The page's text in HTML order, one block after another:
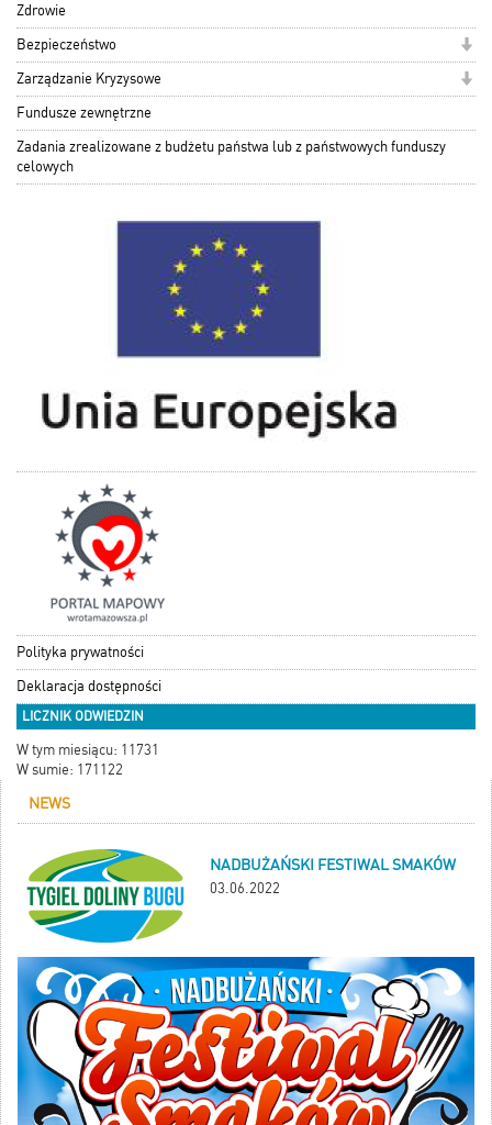
Zdrowie
Bezpieczeństwo
Zarządzanie Kryzysowe
Fundusze zewnętrzne
Zadania zrealizowane z budżetu państwa lub z państwowych funduszy
celowych
Polityka prywatności
Deklaracja dostępności
LICZNIK ODWIEDZIN
W tym miesiącu: 11731
W sumie: 171122
NEWS
NADBUŻAŃSKI FESTIWAL SMAKÓW
03.06.2022